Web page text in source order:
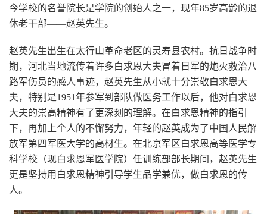
今学校的名誉院长是学院的创始人之一，现年85岁高龄的退
休老干部——赵英先生。
赵英先生出生在太行山革命老区的灵寿县农村。抗日战争时
期，河北当地流传着许多白求恩大夫冒着日军的炮火救治八
路军伤员的感人事迹，赵英先生从小就十分崇敬白求恩大
夫，特别是1951年参军到部队做医务工作以后，他对白求恩
大夫的崇高精神有了更深刻的理解。在白求恩精神的指引
下，再加上个人的不懈努力，年轻的赵英成为了中国人民解
放军第四军医大学的高材生。在北京军区白求恩高等医学专
科学校（现白求恩军医学院）任训练部部长期间，赵英先生
更是坚持用白求恩精神引导学生品学兼优，做白求恩的传
人。